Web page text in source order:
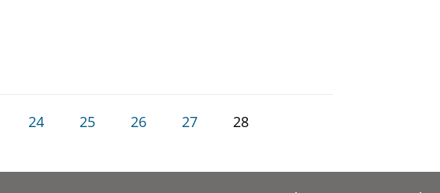
24 25 26 27 28